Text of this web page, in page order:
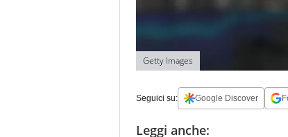
Getty Images
Seguici su: Google Discover
Leggi anche: